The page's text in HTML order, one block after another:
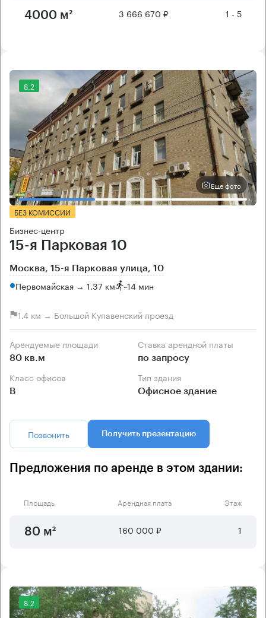
4000 м² 3 666 670 ₽ 1 - 5
8.2
Еще фото
БЕЗ КОМИССИИ
Бизнес-центр
15-я Парковая 10
Москва, 15-я Парковая улица, 10
Первомайская → 1.37 км ~14 мин
1.4 км → Большой Купавенский проезд
Арендуемые площади
80 кв.м
Ставка арендной платы
по запросу
Класс офисов
B
Тип здания
Офисное здание
Позвонить Получить презентацию
Предложения по аренде в этом здании:
Площадь Арендная плата Этаж
80 м² 160 000 ₽ 1
8.2